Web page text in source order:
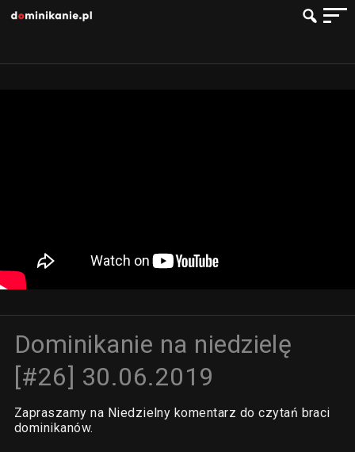
Dominikanie na niedzielę
[#26] 30.06.2019
Zapraszamy na Niedzielny komentarz do czytań braci
dominikanów.